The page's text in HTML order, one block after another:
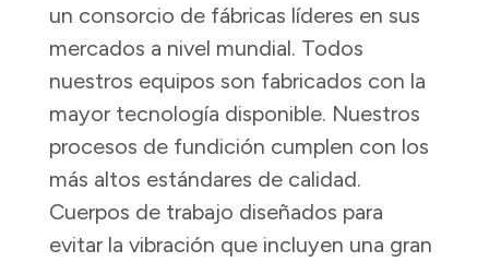
un consorcio de fábricas líderes en sus
mercados a nivel mundial. Todos
nuestros equipos son fabricados con la
mayor tecnología disponible. Nuestros
procesos de fundición cumplen con los
más altos estándares de calidad.
Cuerpos de trabajo diseñados para
evitar la vibración que incluyen una gran